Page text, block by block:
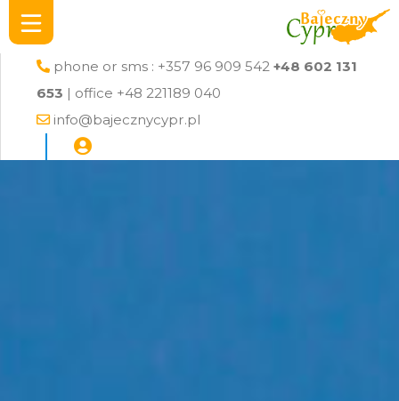
phone or sms : +357 96 909 542 +48 602 131
653 | office +48 221189 040
info@bajecznycypr.pl